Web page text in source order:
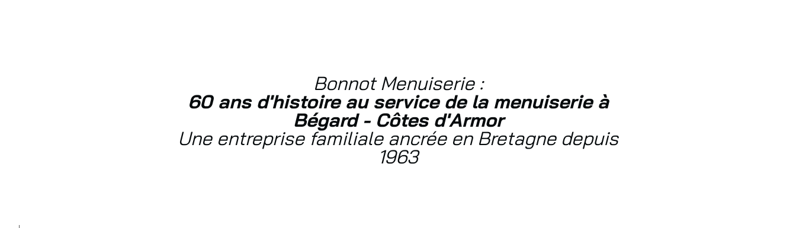
Bonnot Menuiserie :
60 ans d'histoire au service de la menuiserie à
Bégard - Côtes d'Armor
Une entreprise familiale ancrée en Bretagne depuis
1963